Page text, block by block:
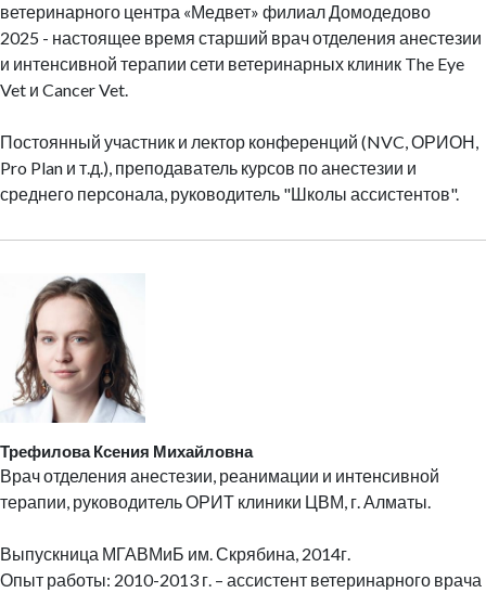
ветеринарного центра «Медвет» филиал Домодедово
2025 - настоящее время старший врач отделения анестезии
и интенсивной терапии сети ветеринарных клиник The Eye
Vet и Cancer Vet.
Постоянный участник и лектор конференций (NVC, ОРИОН,
Pro Plan и т.д.), преподаватель курсов по анестезии и
среднего персонала, руководитель "Школы ассистентов".
Трефилова Ксения Михайловна
Врач отделения анестезии, реанимации и интенсивной
терапии, руководитель ОРИТ клиники ЦВМ, г. Алматы.
Выпускница МГАВМиБ им. Скрябина, 2014г.
Опыт работы: 2010-2013 г. – ассистент ветеринарного врача